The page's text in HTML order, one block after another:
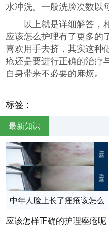
水冲洗。一般洗脸次数以
以上就是详细解答，相
应该怎么护理有了更多的
喜欢用手去挤，其实这种
疮还是要进行正确的治疗
自身带来不必要的麻烦。
标签：
最新知识
中年人脸上长了痤疮该怎么
护理
应该怎样正确的护理痤疮呢